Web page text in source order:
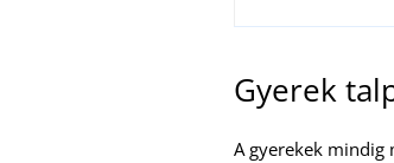
Gyerek
A gyerekek mindig